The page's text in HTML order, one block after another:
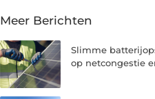
Meer Berichten
Slimme
op netcongestie